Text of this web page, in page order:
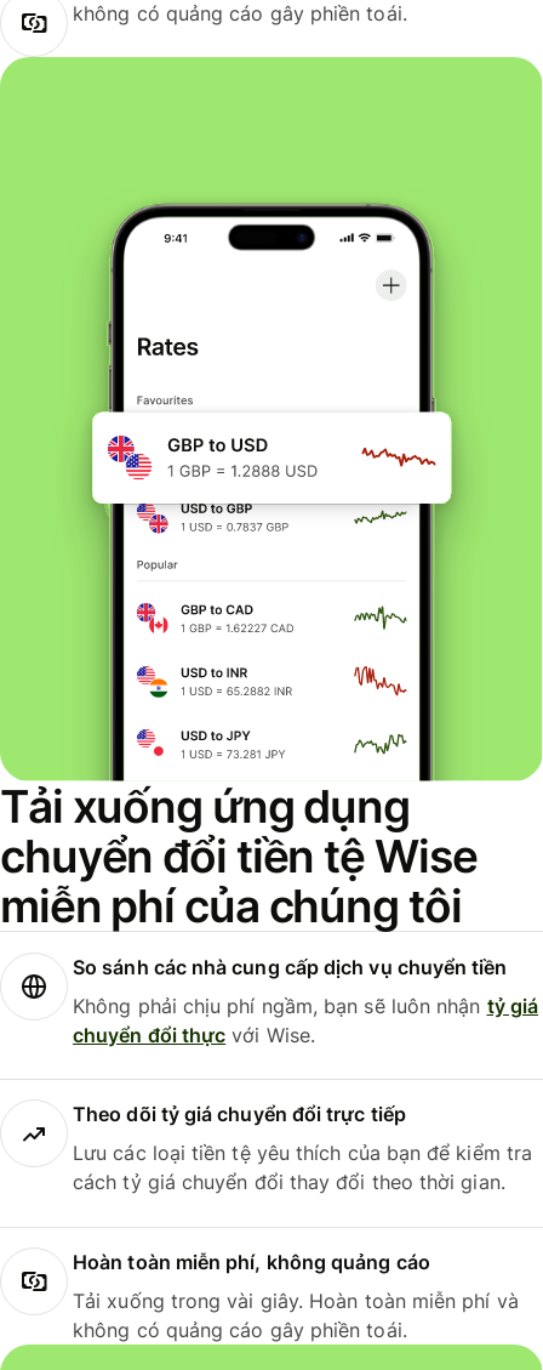
không có quảng cáo gây phiền toái.
Tải xuống ứng dụng
chuyển đổi tiền tệ Wise
miễn phí của chúng tôi
So sánh các nhà cung cấp dịch vụ chuyển tiền
Không phải chịu phí ngầm, bạn sẽ luôn nhận tỷ giá
chuyển đổi thực với Wise.
Theo dõi tỷ giá chuyển đổi trực tiếp
Lưu các loại tiền tệ yêu thích của bạn để kiểm tra
cách tỷ giá chuyển đổi thay đổi theo thời gian.
Hoàn toàn miễn phí, không quảng cáo
Tải xuống trong vài giây. Hoàn toàn miễn phí và
không có quảng cáo gây phiền toái.